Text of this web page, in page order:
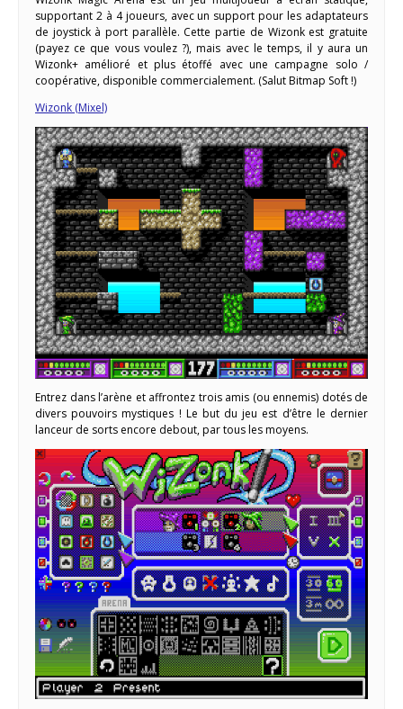
supportant 2 à 4 joueurs, avec un support pour les adaptateurs
de joystick à port parallèle. Cette partie de Wizonk est gratuite
(payez ce que vous voulez ?), mais avec le temps, il y aura un
Wizonk+ amélioré et plus étoffé avec une campagne solo /
coopérative, disponible commercialement. (Salut Bitmap Soft !)
Wizonk (Mixel)
Entrez dans l’arène et affrontez trois amis (ou ennemis) dotés de
divers pouvoirs mystiques ! Le but du jeu est d’être le dernier
lanceur de sorts encore debout, par tous les moyens.